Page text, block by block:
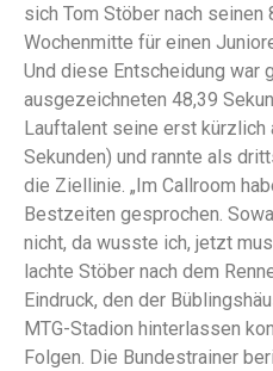
sich Tom Stöber nach
Wochenmitte für einen
Und diese Entscheidung war
ausgezeichneten 48,39
Lauftalent seine erst
Sekunden) und rannte als
die Ziellinie. „Im Callroom
Bestzeiten gesprochen.
nicht, da wusste ich, jetzt
lachte Stöber nach dem
Eindruck, den der
MTG-Stadion hinterlassen
Folgen. Die Bundestrainer